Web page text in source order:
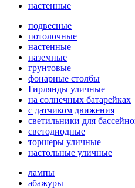
настенные
подвесные
потолочные
настенные
наземные
грунтовые
фонарные столбы
Гирлянды уличные
на солнечных батарейках
с датчиком движения
светильники для
светодиодные
торшеры уличные
настольные уличные
лампы
абажуры